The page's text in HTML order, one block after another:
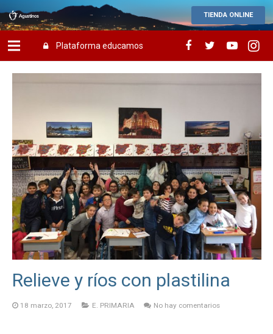
TIENDA ONLINE
Plataforma educamos
Relieve y ríos con plastilina
18 marzo, 2017 E. PRIMARIA No hay comentarios